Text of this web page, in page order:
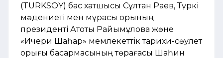
(TURKSOY) бас хатшысы Сұлтан Раев, Түркі
мәдениеті мен мұрасы қорының
президенті Ақтоты Райымқұлова және
«Ичери Шаһар» мемлекеттік тарихи-сәулет
қорығы басқармасының төрағасы Шаһин